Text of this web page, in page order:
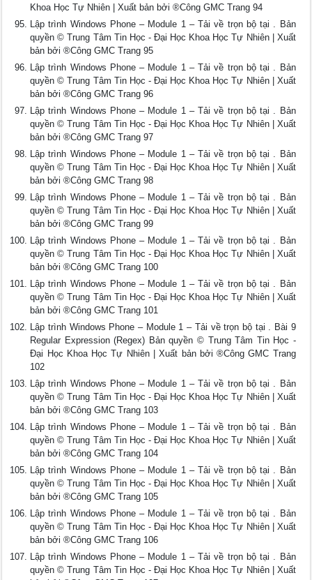
Khoa Học Tự Nhiên | Xuất bản bởi ®Công GMC Trang 94
Lập trình Windows Phone – Module 1 – Tải về trọn bộ tại . Bản
quyền © Trung Tâm Tin Học - Đại Học Khoa Học Tự Nhiên | Xuất
bản bởi ®Công GMC Trang 95
Lập trình Windows Phone – Module 1 – Tải về trọn bộ tại . Bản
quyền © Trung Tâm Tin Học - Đại Học Khoa Học Tự Nhiên | Xuất
bản bởi ®Công GMC Trang 96
Lập trình Windows Phone – Module 1 – Tải về trọn bộ tại . Bản
quyền © Trung Tâm Tin Học - Đại Học Khoa Học Tự Nhiên | Xuất
bản bởi ®Công GMC Trang 97
Lập trình Windows Phone – Module 1 – Tải về trọn bộ tại . Bản
quyền © Trung Tâm Tin Học - Đại Học Khoa Học Tự Nhiên | Xuất
bản bởi ®Công GMC Trang 98
Lập trình Windows Phone – Module 1 – Tải về trọn bộ tại . Bản
quyền © Trung Tâm Tin Học - Đại Học Khoa Học Tự Nhiên | Xuất
bản bởi ®Công GMC Trang 99
Lập trình Windows Phone – Module 1 – Tải về trọn bộ tại . Bản
quyền © Trung Tâm Tin Học - Đại Học Khoa Học Tự Nhiên | Xuất
bản bởi ®Công GMC Trang 100
Lập trình Windows Phone – Module 1 – Tải về trọn bộ tại . Bản
quyền © Trung Tâm Tin Học - Đại Học Khoa Học Tự Nhiên | Xuất
bản bởi ®Công GMC Trang 101
Lập trình Windows Phone – Module 1 – Tải về trọn bộ tại . Bài 9
Regular Expression (Regex) Bản quyền © Trung Tâm Tin Học -
Đại Học Khoa Học Tự Nhiên | Xuất bản bởi ®Công GMC Trang
102
Lập trình Windows Phone – Module 1 – Tải về trọn bộ tại . Bản
quyền © Trung Tâm Tin Học - Đại Học Khoa Học Tự Nhiên | Xuất
bản bởi ®Công GMC Trang 103
Lập trình Windows Phone – Module 1 – Tải về trọn bộ tại . Bản
quyền © Trung Tâm Tin Học - Đại Học Khoa Học Tự Nhiên | Xuất
bản bởi ®Công GMC Trang 104
Lập trình Windows Phone – Module 1 – Tải về trọn bộ tại . Bản
quyền © Trung Tâm Tin Học - Đại Học Khoa Học Tự Nhiên | Xuất
bản bởi ®Công GMC Trang 105
Lập trình Windows Phone – Module 1 – Tải về trọn bộ tại . Bản
quyền © Trung Tâm Tin Học - Đại Học Khoa Học Tự Nhiên | Xuất
bản bởi ®Công GMC Trang 106
Lập trình Windows Phone – Module 1 – Tải về trọn bộ tại . Bản
quyền © Trung Tâm Tin Học - Đại Học Khoa Học Tự Nhiên | Xuất